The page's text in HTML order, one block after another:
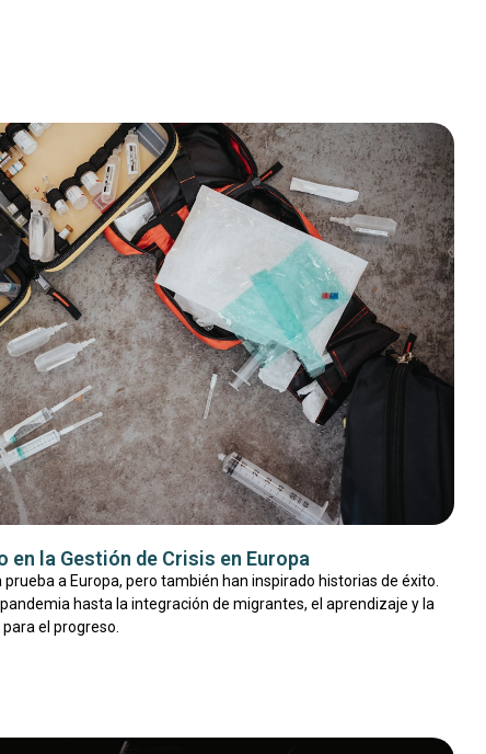
en la Gestión de Crisis en Europa
prueba a Europa, pero también han inspirado historias de éxito.
hasta la integración de migrantes, el aprendizaje y la
el progreso.